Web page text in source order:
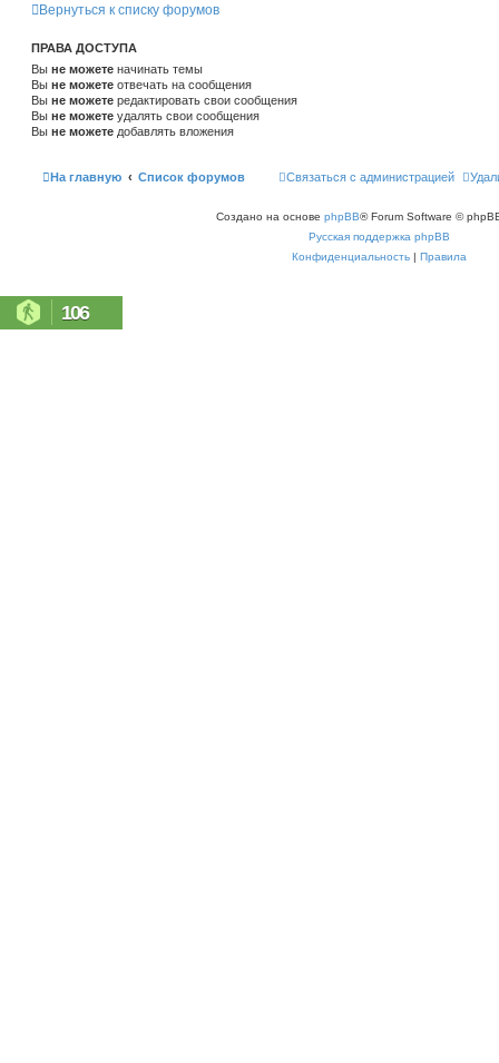
Вернуться к списку форумов
ПРАВА ДОСТУПА
Вы не можете начинать темы
Вы не можете отвечать на сообщения
Вы не можете редактировать свои сообщения
Вы не можете удалять свои сообщения
Вы не можете добавлять вложения
На главную Список форумов Связаться с администрацией
Создано на основе phpBB® Forum Software ©
Русская поддержка phpBB
Конфиденциальность | Правила
106